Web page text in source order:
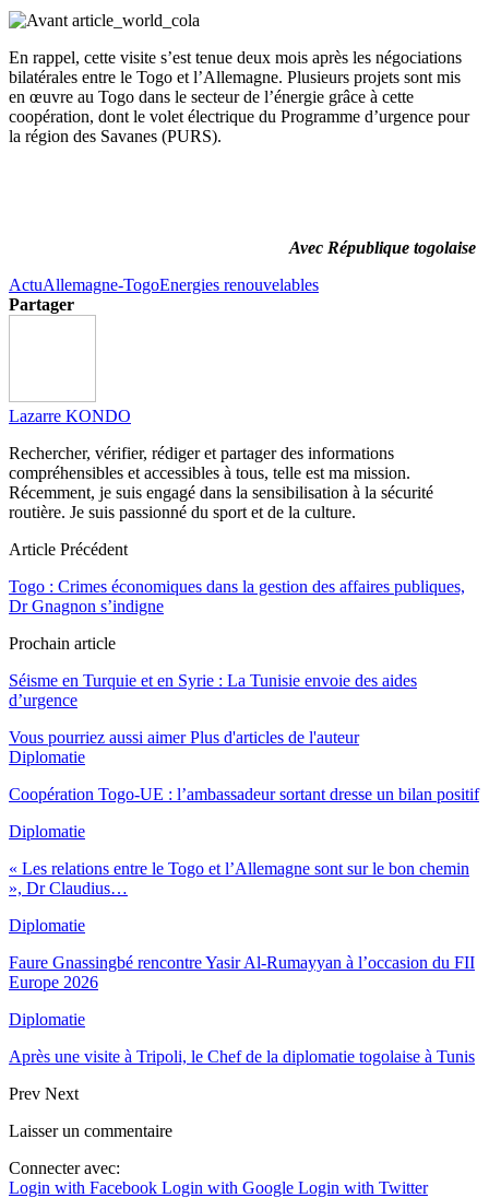
En rappel, cette visite s’est tenue deux mois après les négociations
bilatérales entre le Togo et l’Allemagne. Plusieurs projets sont mis
en œuvre au Togo dans le secteur de l’énergie grâce à cette
coopération, dont le volet électrique du Programme d’urgence pour
la région des Savanes (PURS).
Avec République togolaise
ActuAllemagne-TogoEnergies renouvelables
Partager
Lazarre KONDO
Rechercher, vérifier, rédiger et partager des informations
compréhensibles et accessibles à tous, telle est ma mission.
Récemment, je suis engagé dans la sensibilisation à la sécurité
routière. Je suis passionné du sport et de la culture.
Article Précédent
Togo : Crimes économiques dans la gestion des affaires publiques,
Dr Gnagnon s’indigne
Prochain article
Séisme en Turquie et en Syrie : La Tunisie envoie des aides
d’urgence
Vous pourriez aussi aimer Plus d'articles de l'auteur
Diplomatie
Coopération Togo-UE : l’ambassadeur sortant dresse un bilan positif
Diplomatie
« Les relations entre le Togo et l’Allemagne sont sur le bon chemin
», Dr Claudius…
Diplomatie
Faure Gnassingbé rencontre Yasir Al-Rumayyan à l’occasion du FII
Europe 2026
Diplomatie
Après une visite à Tripoli, le Chef de la diplomatie togolaise à Tunis
Prev Next
Laisser un commentaire
Connecter avec:
Login with Facebook Login with Google Login with Twitter